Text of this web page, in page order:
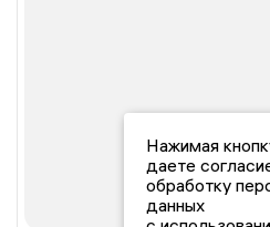
Нажимая
даете
обработку
данных